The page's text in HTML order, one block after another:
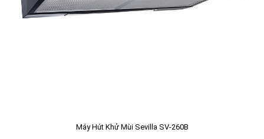
Máy Hút Khử Mùi Sevilla SV-260B